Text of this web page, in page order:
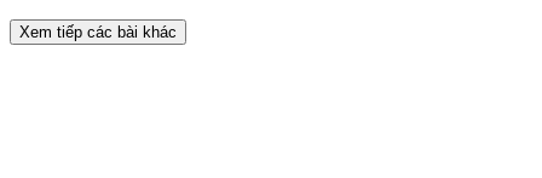
Xem tiếp các bài khác